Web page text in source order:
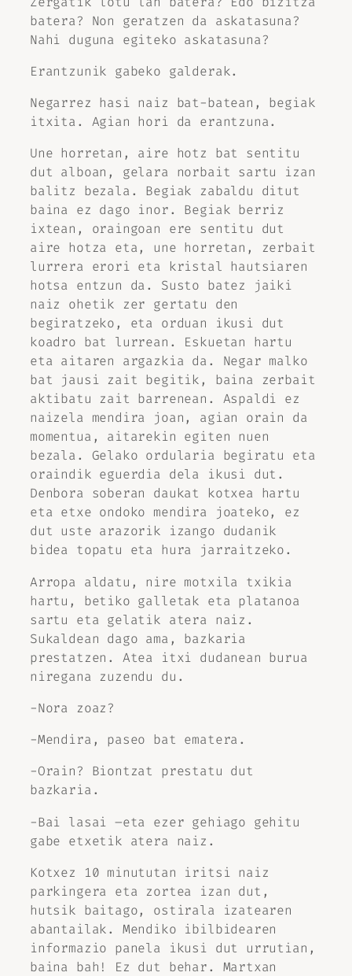
batera? Non geratzen da askatasuna?
Nahi duguna egiteko askatasuna?
Erantzunik gabeko galderak.
Negarrez hasi naiz bat-batean, begiak
itxita. Agian hori da erantzuna.
Une horretan, aire hotz bat sentitu
dut alboan, gelara norbait sartu izan
balitz bezala. Begiak zabaldu ditut
baina ez dago inor. Begiak berriz
ixtean, oraingoan ere sentitu dut
aire hotza eta, une horretan, zerbait
lurrera erori eta kristal hautsiaren
hotsa entzun da. Susto batez jaiki
naiz ohetik zer gertatu den
begiratzeko, eta orduan ikusi dut
koadro bat lurrean. Eskuetan hartu
eta aitaren argazkia da. Negar malko
bat jausi zait begitik, baina zerbait
aktibatu zait barrenean. Aspaldi ez
naizela mendira joan, agian orain da
momentua, aitarekin egiten nuen
bezala. Gelako ordularia begiratu eta
oraindik eguerdia dela ikusi dut.
Denbora soberan daukat kotxea hartu
eta etxe ondoko mendira joateko, ez
dut uste arazorik izango dudanik
bidea topatu eta hura jarraitzeko.
Arropa aldatu, nire motxila txikia
hartu, betiko galletak eta platanoa
sartu eta gelatik atera naiz.
Sukaldean dago ama, bazkaria
prestatzen. Atea itxi dudanean burua
niregana zuzendu du.
-Nora zoaz?
-Mendira, paseo bat ematera.
-Orain? Biontzat prestatu dut
bazkaria.
-Bai lasai –eta ezer gehiago gehitu
gabe etxetik atera naiz.
Kotxez 10 minututan iritsi naiz
parkingera eta zortea izan dut,
hutsik baitago, ostirala izatearen
abantailak. Mendiko ibilbidearen
informazio panela ikusi dut urrutian,
baina bah! Ez dut behar. Martxan